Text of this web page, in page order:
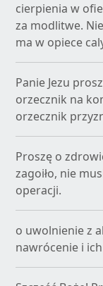
cierpienia w
za modlitwe.
ma w opiece
Panie Jezu
orzecznik na
orzecznik
Proszę o
zagoiło, nie
operacji.
o uwolnienie z
nawrócenie i